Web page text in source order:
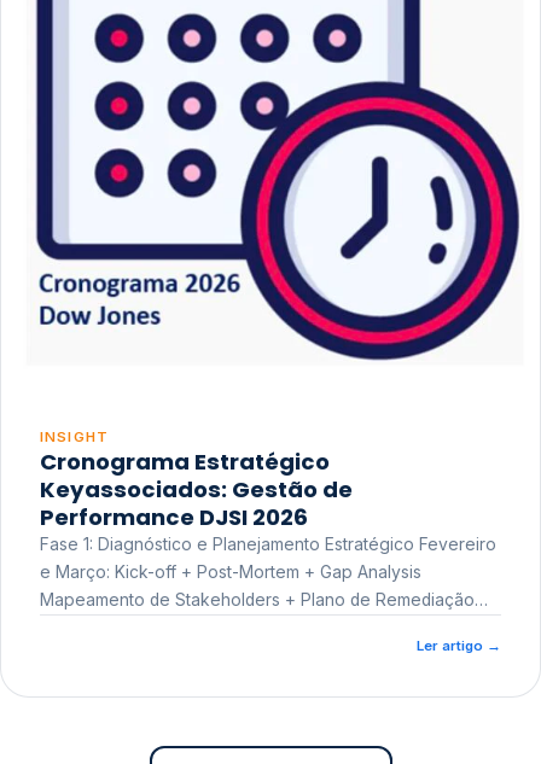
INSIGHT
Cronograma Estratégico
Keyassociados: Gestão de
Performance DJSI 2026
Fase 1: Diagnóstico e Planejamento Estratégico Fevereiro
e Março: Kick-off + Post-Mortem + Gap Analysis
Mapeamento de Stakeholders + Plano de Remediação
Ler artigo →